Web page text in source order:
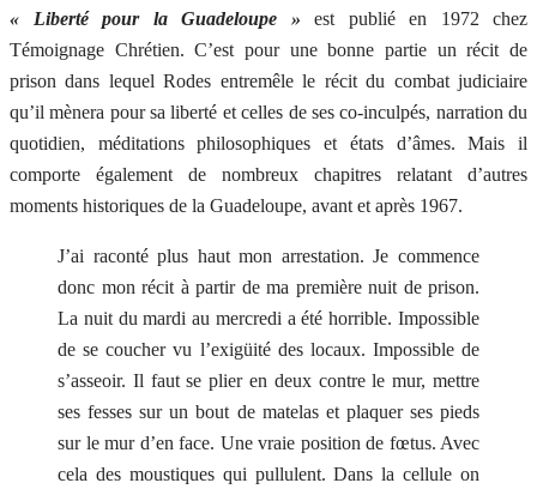
« Liberté pour la Guadeloupe » est publié en 1972 chez
Témoignage Chrétien. C’est pour une bonne partie un récit de
prison dans lequel Rodes entremêle le récit du combat judiciaire
qu’il mènera pour sa liberté et celles de ses co-inculpés, narration du
quotidien, méditations philosophiques et états d’âmes. Mais il
comporte également de nombreux chapitres relatant d’autres
moments historiques de la Guadeloupe, avant et après 1967.
J’ai raconté plus haut mon arrestation. Je commence
donc mon récit à partir de ma première nuit de prison.
La nuit du mardi au mercredi a été horrible. Impossible
de se coucher vu l’exigüité des locaux. Impossible de
s’asseoir. Il faut se plier en deux contre le mur, mettre
ses fesses sur un bout de matelas et plaquer ses pieds
sur le mur d’en face. Une vraie position de fœtus. Avec
cela des moustiques qui pullulent. Dans la cellule on